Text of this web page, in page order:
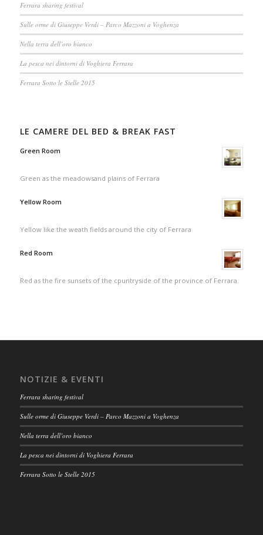
Ferrara sharing festival
Sulle orme di Giuseppe Verdi – Parco Mazzoni a Voghenza
Nella terra dell’oro bianco
La pesca nei dintorni di Voghiera Ferrara
Ferrara Sotto le Stelle 2015
LE CAMERE DEL BED & BREAK FAST
Green Room
Green as the meadowsand plains of Ferrara
Yellow Room
Yellow like the weath fields around the city of Ferrara
Red Room
Red as the fire sunsets of the cpuntryside of the province of Ferrara.
NOTIZIE & EVENTI
Ferrara sharing festival
Sulle orme di Giuseppe Verdi – Parco Mazzoni a Voghenza
Nella terra dell’oro bianco
La pesca nei dintorni di Voghiera Ferrara
Ferrara Sotto le Stelle 2015